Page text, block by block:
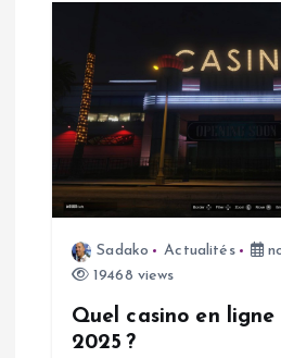
e
Sadako Actualités
19468 views
Quel casino en ligne
2025 ?